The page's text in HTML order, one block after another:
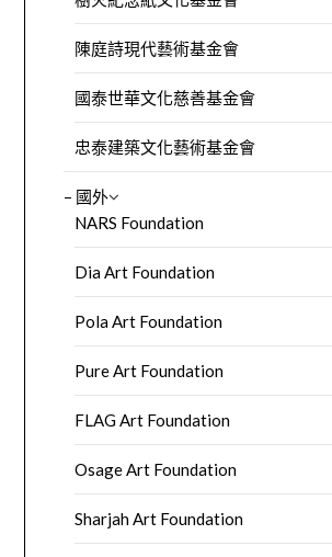
陳庭詩現代藝術基金會
國泰世華文化慈善基金會
忠泰建築文化藝術基金會
– 國外
NARS Foundation
Dia Art Foundation
Pola Art Foundation
Pure Art Foundation
FLAG Art Foundation
Osage Art Foundation
Sharjah Art Foundation